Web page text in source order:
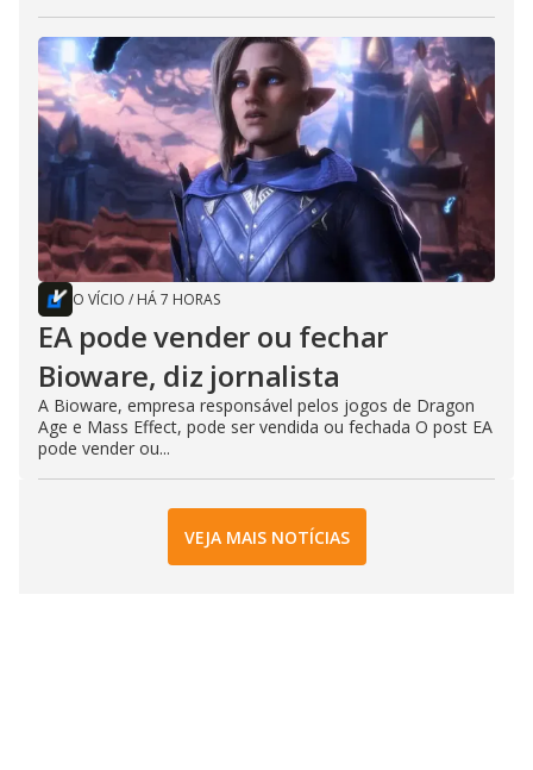
O VÍCIO / HÁ 7 HORAS
EA pode vender ou fechar
Bioware, diz jornalista
A Bioware, empresa responsável pelos jogos de Dragon
Age e Mass Effect, pode ser vendida ou fechada O post EA
pode vender ou...
VEJA MAIS NOTÍCIAS